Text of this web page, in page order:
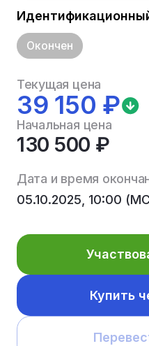
Окончен
Текущая цена
39 150 ₽
Начальная цена
130 500 ₽
Дата и время
05.10.2025, 10:00
Купить